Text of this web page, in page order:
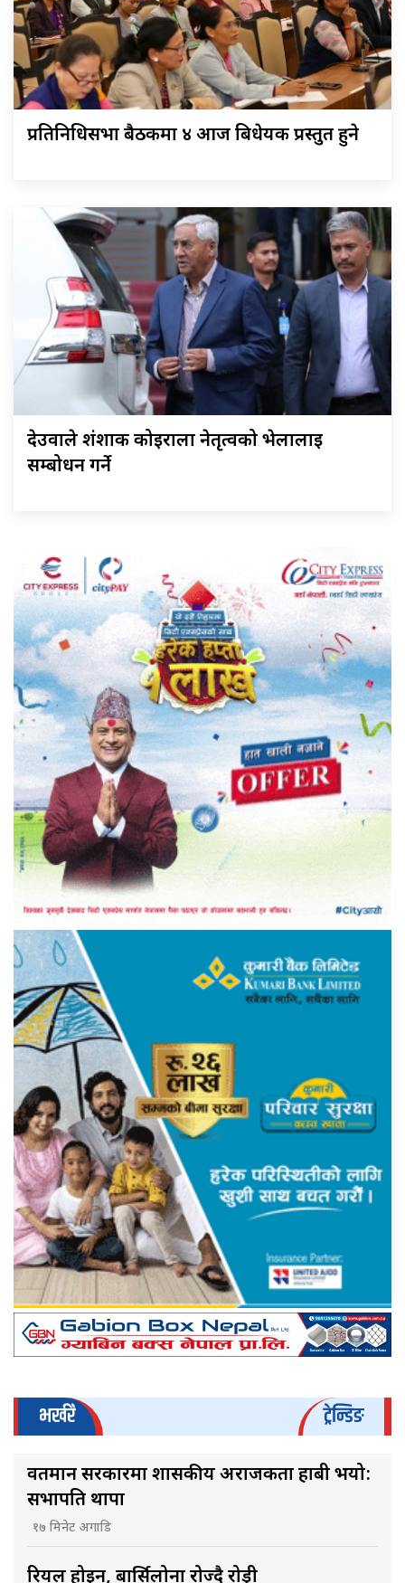
प्रतिनिधिसभा बैठकमा ४ आज बिधेयक प्रस्तुत हुने
देउवाले शंशाक कोइराला नेतृत्वको भेलालाई
सम्बोधन गर्ने
भर्खरै ट्रेन्डिङ
वर्तमान सरकारमा शासकीय अराजकता हाबी भयो:
सभापति थापा
१७ मिनेट अगाडि
रियल होइन, बार्सिलोना रोज्दै रोड्री